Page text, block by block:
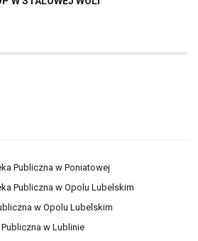
Publiczna w Poniatowej
Publiczna w Opolu Lubelskim
w Opolu Lubelskim
w Lublinie